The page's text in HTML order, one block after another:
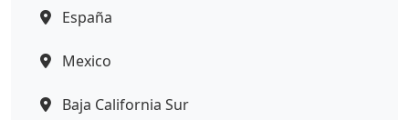
España
Mexico
Baja California Sur